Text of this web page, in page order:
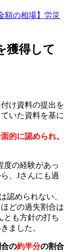
額の相場】労災
獲得して
け資料の提出を
いた資料を基に
的に認められ、
度の経験があっ
、Jさんにも過
認められない、
どの過失割合は
とも方針の打ち
ました。
の約半分の割合